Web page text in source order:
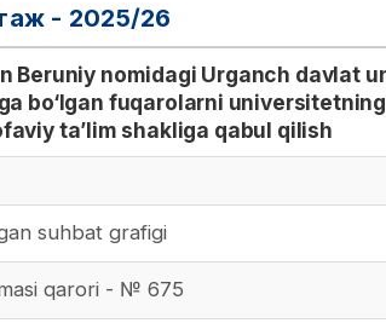
- 2025/26
Beruniy nomidagi Urganch davlat
bo‘lgan fuqarolarni
ta’lim shakliga qabul qilish
suhbat grafigi
qarori - № 675